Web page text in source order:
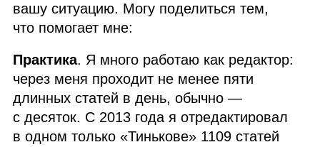
вашу ситуацию. Могу поделиться тем,
что помогает мне:
Практика. Я много работаю как редактор:
через меня проходит не менее пяти
длинных статей в день, обычно —
с десяток. С 2013 года я отредактировал
в одном только «Тинькове» 1109 статей